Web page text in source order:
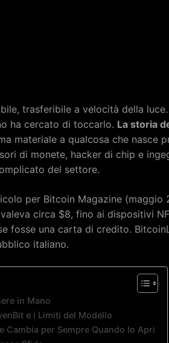
trasferibile a velocità della luce.
ha cercato di toccarlo. La storia
materiale a qualcosa che nasce
di monete, hacker di chip e
del settore.
per Bitcoin Magazine (maggio
circa $8, fino ai dispositivi
fosse una carta di credito.
italiano.
in Mano
e i Limiti del Modello
Cambia per Sempre Quando lo Apri